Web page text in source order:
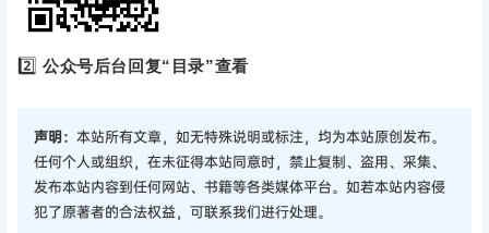
2️⃣公众号后台回复“目录”查看
声明： 本站所有文章，如无特殊说明或标注，均为本站原创发布。
任何个人或组织，在未征得本站同意时，禁止复制、盗用、采集、
发布本站内容到任何网站、书籍等各类媒体平台。如若本站内容侵
犯了原著者的合法权益，可联系我们进行处理。